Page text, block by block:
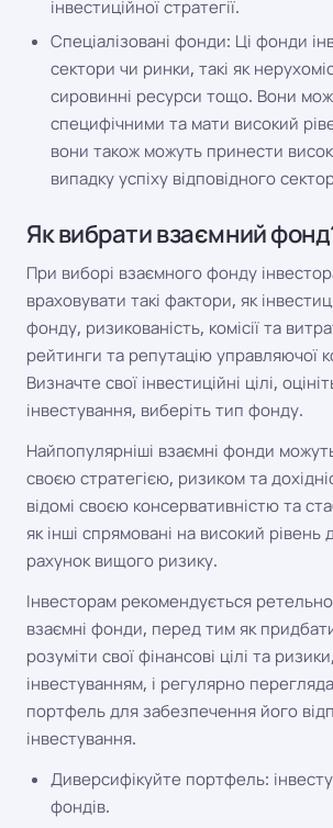
інвестиційної стратегії.
Спеціалізовані фонди: Ці фонди
сектори чи ринки, такі як
сировинні ресурси тощо. Вони
специфічними та мати високий
вони також можуть принести
випадку успіху відповідного
Як вибрати взаємний
При виборі взаємного фонду
враховувати такі фактори, як
фонду, ризикованість, комісії та
рейтинги та репутацію управляючої
Визначте свої інвестиційні цілі,
інвестування, виберіть тип фонду.
Найпопулярніші взаємні фонди
своєю стратегією, ризиком та
відомі своєю консервативністю та
як інші спрямовані на високий рівень
рахунок вищого ризику.
Інвесторам рекомендується
взаємні фонди, перед тим як
розуміти свої фінансові цілі та
інвестуванням, і регулярно
портфель для забезпечення його
інвестування.
Диверсифікуйте портфель:
фондів.